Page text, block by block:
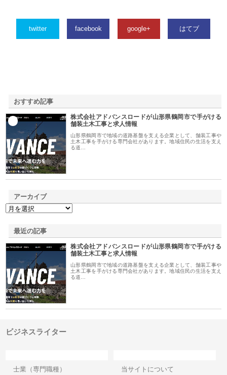
twitter facebook google+ はてブ
おすすめ記事
株式会社アドバンスロードが山形県鶴岡市で手がける
舗装土木工事と求人情報
山形県鶴岡市で地域の道路基盤を支える企業として、舗装工事や
土木工事を手がける専門会社があります。地域住民の生活を支え
る道…
アーカイブ
最近の記事
株式会社アドバンスロードが山形県鶴岡市で手がける
舗装土木工事と求人情報
山形県鶴岡市で地域の道路基盤を支える企業として、舗装工事や
土木工事を手がける専門会社があります。地域住民の生活を支え
る道…
ビジネスライター
士業（専門職種）
当サイトについて